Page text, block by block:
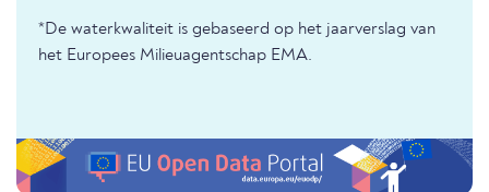
*De waterkwaliteit is gebaseerd op het jaarverslag van
het Europees Milieuagentschap EMA.